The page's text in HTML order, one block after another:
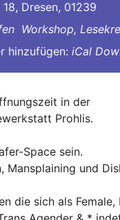
Dresen, 01239
Workshop,
hinzufügen: iCal
in der
Prohlis.
Space sein.
Mansplaining und
die sich als Female,